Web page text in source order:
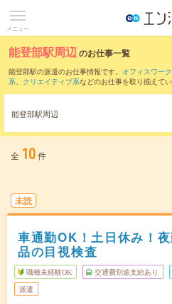
メニュー
能登部駅周辺のお仕事一覧
能登部駅の派遣のお仕事情報です。 オフィスワー
系、 クリエイティブ系などのお仕事を取り揃えてい
また、羽咋駅・
ただけます。
能登部駅周辺
全 10件
未読
車通勤OK！土日休み！
品の目視検査
職種未経験OK 交通費別途支給あり
派遣